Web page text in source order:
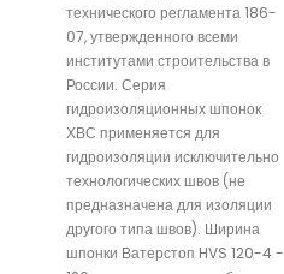
технического регламента 186-
07, утвержденного всеми
институтами строительства в
России. Серия
гидроизоляционных шпонок
ХВС применяется для
гидроизоляции исключительно
технологических швов (не
предназначена для изоляции
другого типа швов). Ширина
шпонки Ватерстоп HVS 120-4 -